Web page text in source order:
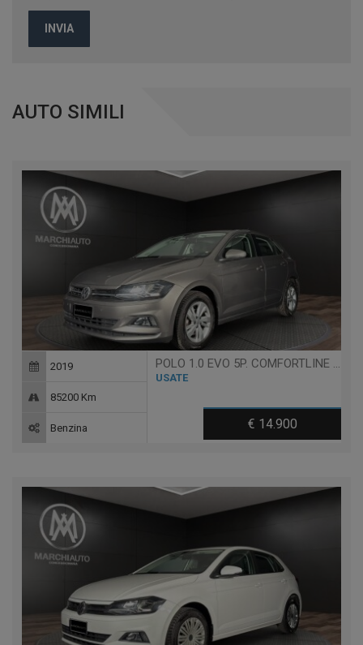
INVIA
AUTO SIMILI
USATE
€ 14.900
2019
85200 Km
Benzina